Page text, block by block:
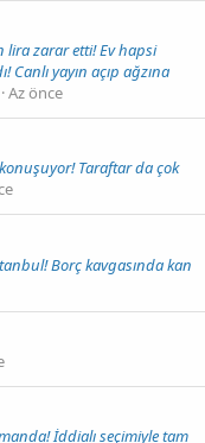
lira zarar etti! Ev hapsi
Canlı yayın açıp ağzına
Az önce
Taraftar da çok
Borç kavgasında kan
İddialı seçimiyle tam